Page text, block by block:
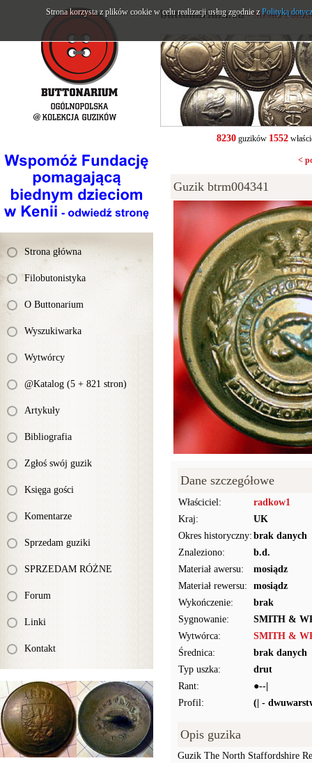
Strona główna
Filobutonistyka
O Buttonarium
Wyszukiwarka
Wytwórcy
@Katalog (5 + 821 stron)
Artykuły
Bibliografia
Zgłoś swój guzik
Księga gości
Komentarze
Sprzedam guziki
SPRZEDAM RÓŻNE
Forum
Linki
Kontakt
buttonarium.eu- Strona
8230guzików 1552
<
Guzik btrm004341
Dane szczegółowe
Właściciel:
radkow1
Kraj:
UK
Okres historyczny: brak danych
Znaleziono:
b.d.
Materiał awersu:
mosiądz
Materiał rewersu:
mosiądz
Wykończenie:
brak
Sygnowanie:
SMITH &
Wytwórca:
SMITH &
Średnica:
brak danych
Typ uszka:
drut
Rant:
●--|
Profil:
(| -
Opis guzika
Guzik The North Staffordshire
Strona korzysta z plików cookie w celu realizacji usług zgodnie zPolityką